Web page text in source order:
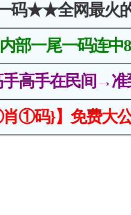
码★★全网最火
部一尾一码连中
高手在民间→准
①码}】免费大